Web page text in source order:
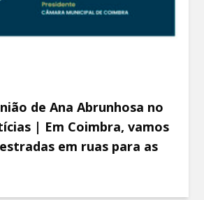
de Ana Abrunhosa no
| Em Coimbra, vamos
em ruas para as